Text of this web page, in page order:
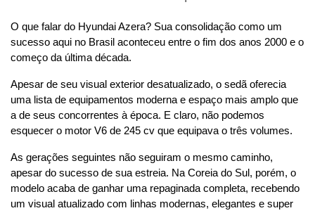
O que falar do Hyundai Azera? Sua consolidação como um
sucesso aqui no Brasil aconteceu entre o fim dos anos 2000 e o
começo da última década.
Apesar de seu visual exterior desatualizado, o sedã oferecia
uma lista de equipamentos moderna e espaço mais amplo que
a de seus concorrentes à época. E claro, não podemos
esquecer o motor V6 de 245 cv que equipava o três volumes.
As gerações seguintes não seguiram o mesmo caminho,
apesar do sucesso de sua estreia. Na Coreia do Sul, porém, o
modelo acaba de ganhar uma repaginada completa, recebendo
um visual atualizado com linhas modernas, elegantes e super